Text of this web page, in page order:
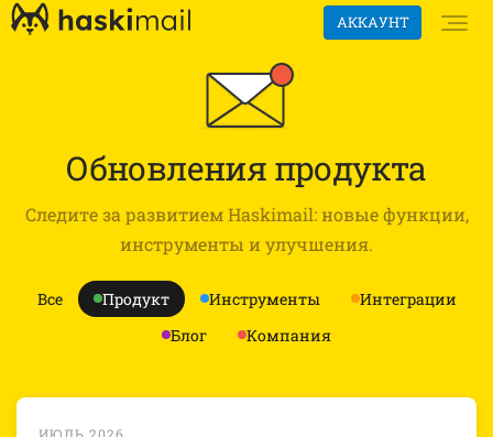
АККАУНТ
Обновления продукта
Следите за развитием Haskimail: новые функции,
инструменты и улучшения.
Все Продукт Инструменты
Интеграции
Блог
Компания
ИЮЛЬ 2026